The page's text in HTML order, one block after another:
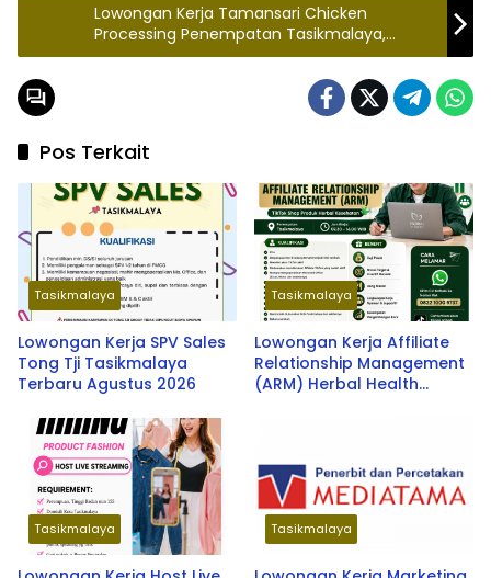
Lowongan Kerja Tamansari Chicken
Processing Penempatan Tasikmalaya,
Daftar Sekarang!
Pos Terkait
Tasikmalaya
Lowongan Kerja SPV Sales
Tong Tji Tasikmalaya
Terbaru Agustus 2026
Tasikmalaya
Lowongan Kerja Affiliate
Relationship Management
(ARM) Herbal Health
Tasikmalaya Tasikmalaya